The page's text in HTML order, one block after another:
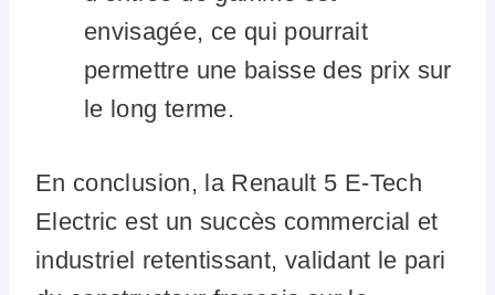
envisagée, ce qui pourrait
permettre une baisse des prix sur
le long terme.
En conclusion, la Renault 5 E-Tech
Electric est un succès commercial et
industriel retentissant, validant le pari